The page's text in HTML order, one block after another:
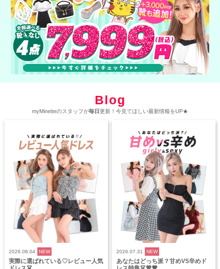
Blog
myMinetteのスタッフが毎日更新！今見てほしい最新情報をUP★
2026.08.04 NEW
実際に選ばれている♡レビュー人気
2026.07.31 NEW
あなたはどっち派？甘めVS辛めド